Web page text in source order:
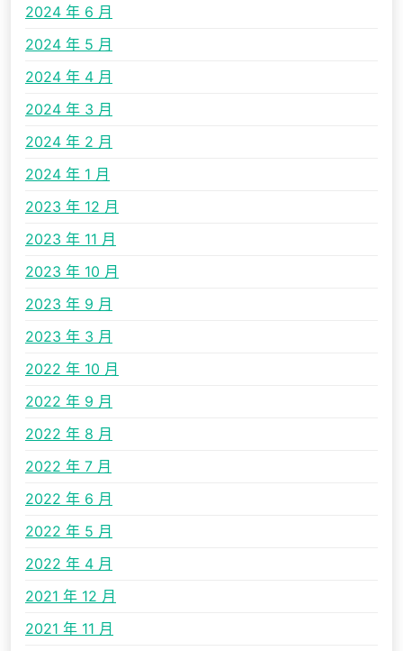
2024 年 6 月
2024 年 5 月
2024 年 4 月
2024 年 3 月
2024 年 2 月
2024 年 1 月
2023 年 12 月
2023 年 11 月
2023 年 10 月
2023 年 9 月
2023 年 3 月
2022 年 10 月
2022 年 9 月
2022 年 8 月
2022 年 7 月
2022 年 6 月
2022 年 5 月
2022 年 4 月
2021 年 12 月
2021 年 11 月